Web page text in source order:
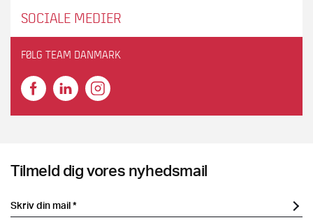
SOCIALE MEDIER
FØLG TEAM DANMARK
Tilmeld dig vores nyhedsmail